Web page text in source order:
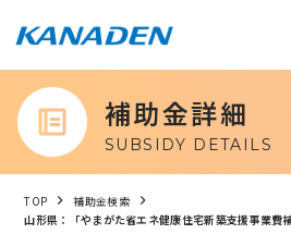
補助金詳細
SUBSIDY DETAILS
TOP
補助金検索
山形県：「やまがた省エネ健康住宅新築支援事業費